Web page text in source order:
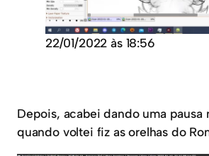
22/01/2022 às 18:56
Depois, acabei dando uma pausa
quando voltei fiz as orelhas do